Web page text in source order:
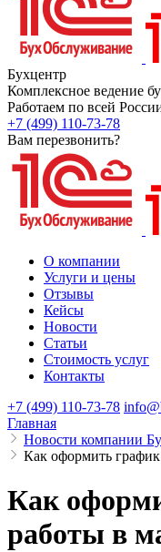
Бухцентр
Комплексное ведение
Работаем по всей
+7 (499) 110-73-78
Вам перезвонить?
О компании
Услуги и цены
Отзывы
Кейсы
Новости
Статьи
Стоимость услуг
Контакты
+7 (499) 110-73-78
Главная
Новости компании
Как оформить
Как
работы в